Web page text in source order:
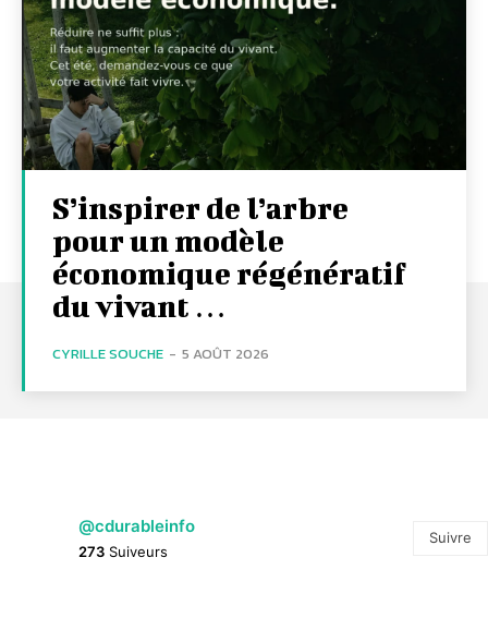
S’inspirer de l’arbre
pour un modèle
économique régénératif
du vivant …
CYRILLE SOUCHE - 5 AOÛT 2026
@cdurableinfo
273 Suiveurs
Suivre